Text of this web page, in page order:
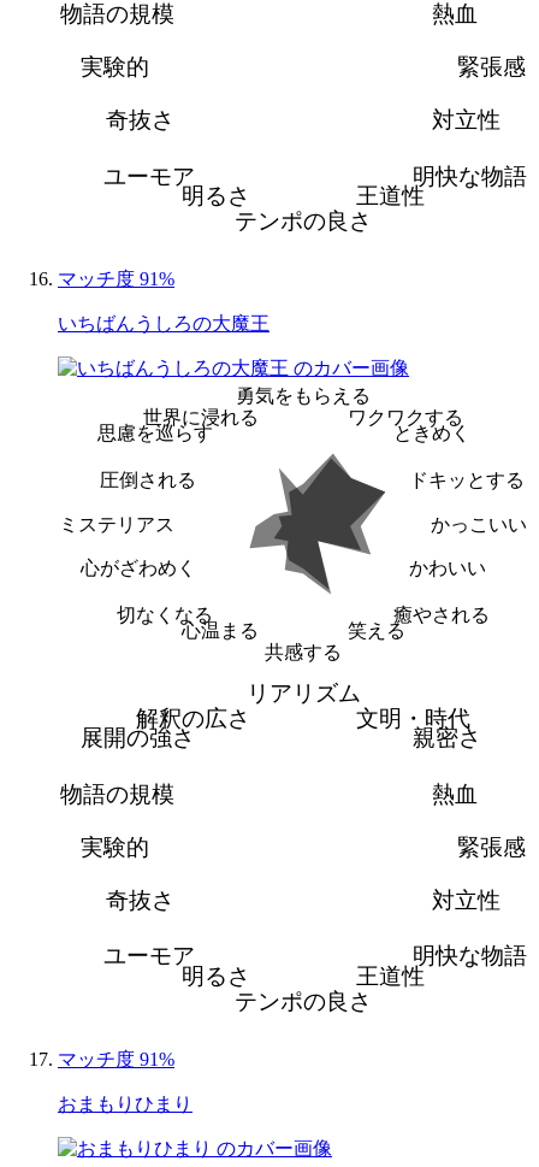
熱血
緊張感
対立性
明快な物語
王道性
テンポの良さ
明るさ
ユーモア
奇抜さ
実験的
物語の規模
マッチ度 91%
いちばんうしろの大魔王
勇気をもらえる
ワクワクする
ときめく
ドキッとする
かっこいい
かわいい
癒やされる
笑える
共感する
心温まる
切なくなる
心がざわめく
ミステリアス
圧倒される
思慮を巡らす
世界に浸れる
リアリズム
文明・時代
親密さ
熱血
緊張感
対立性
明快な物語
王道性
テンポの良さ
明るさ
ユーモア
奇抜さ
実験的
物語の規模
展開の強さ
解釈の広さ
マッチ度 91%
おまもりひまり